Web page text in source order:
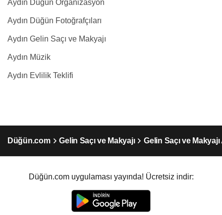
Aydın Düğün Organizasyon
Aydın Düğün Fotoğrafçıları
Aydın Gelin Saçı ve Makyajı
Aydın Müzik
Aydın Evlilik Teklifi
Düğün.com Gelin Saçı ve Makyajı Gelin Saçı ve Makyajı
Düğün.com uygulaması yayında! Ücretsiz indir: